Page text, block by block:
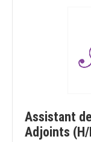
Assistant
Adjoints (H/